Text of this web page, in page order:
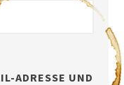
ADRESSE UND